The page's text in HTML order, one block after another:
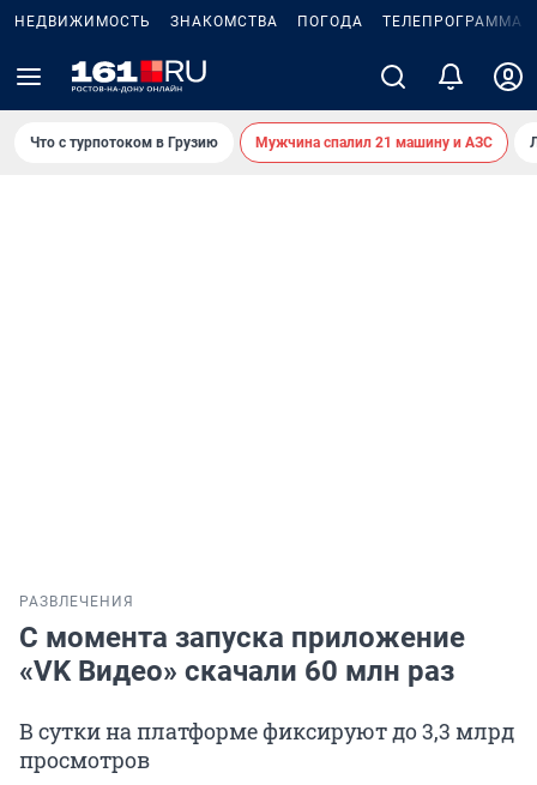
НЕДВИЖИМОСТЬ ЗНАКОМСТВА ПОГОДА ТЕЛЕПРОГРАММА
Что с турпотоком в Грузию Мужчина спалил 21 машину и АЗС
РАЗВЛЕЧЕНИЯ
С момента запуска приложение
«VK Видео» скачали 60 млн раз
В сутки на платформе фиксируют до 3,3 млрд
просмотров